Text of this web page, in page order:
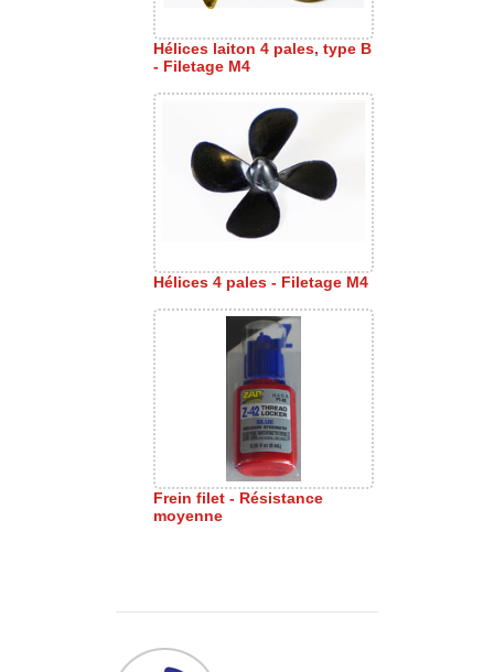
Hélices laiton 4 pales, type B
- Filetage M4
Hélices 4 pales - Filetage M4
Frein filet - Résistance
moyenne